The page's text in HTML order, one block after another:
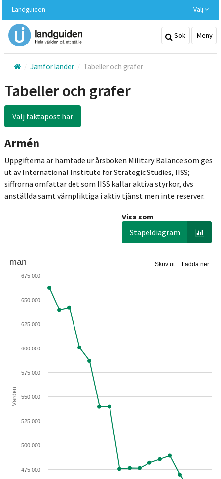
huvudinnehållet
Landguiden Välj
Sök Meny
Jämför länder Tabeller och grafer
Tabeller och grafer
Välj faktapost här
Armén
Uppgifterna är hämtade ur årsboken Military Balance som ges
ut av International Institute for Strategic Studies, IISS;
siffrorna omfattar det som IISS kallar aktiva styrkor, dvs
anställda samt värnpliktiga i aktiv tjänst men inte reserver.
Visa som
Stapeldiagram
Ladda ner
Skriv ut
Värden
man
475 000
500 000
525 000
550 000
575 000
600 000
625 000
650 000
675 000